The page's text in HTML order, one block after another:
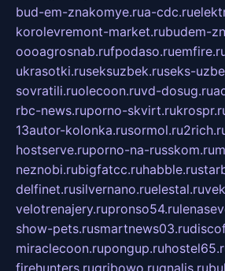
bud-em-znakomye.rua-cdc.ru
korolevremont-market.rubudem-
oooagrosnab.rufpodaso.ru
ukrasotki.ruseksuzbek.ruseks-
sovratili.ruolecoon.ruvd-dosug.ru
rbc-news.ruporno-skvirt.ru
13autor-kolonka.rusormol.ru
hostserve.ruporno-na-russkom.ru
neznobi.rubigfatcc.ruhabble.ru
delfinet.rusilvernano.ruelestal.ru
velotrenajery.rupronso54.ru
show-pets.rusmartnews03.ru
miraclecoon.rupongup.ru